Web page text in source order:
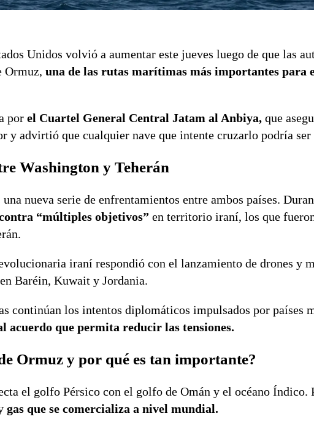
Unidos volvió a aumentar este jueves luego de que las
Ormuz, una de las rutas marítimas más importantes para
por el Cuartel General Central Jatam al Anbiya, que
y advirtió que cualquier nave que intente cruzarlo podría ser
Washington y Teherán
nueva serie de enfrentamientos entre ambos países.
“múltiples objetivos” en territorio iraní, los que
iraní respondió con el lanzamiento de drones y
Baréin, Kuwait y Jordania.
continúan los intentos diplomáticos impulsados por países
acuerdo que permita reducir las tensiones.
Ormuz y por qué es tan importante?
el golfo Pérsico con el golfo de Omán y el océano Índico.
gas que se comercializa a nivel mundial.